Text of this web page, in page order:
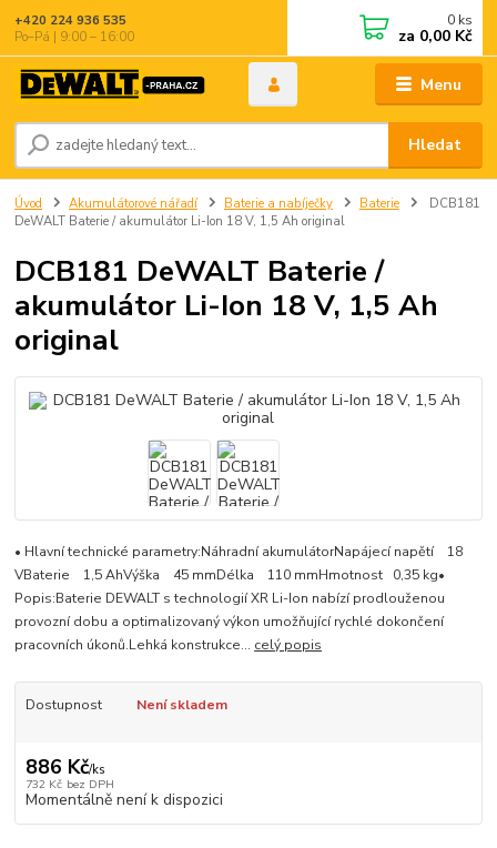
Menu
Hledat
+420 224 936 535
Po–Pá | 9:00 – 16:00
0 ks
za 0,00 Kč
Úvod Akumulátorové nářadí Baterie a nabíječky Baterie
DCB181
DeWALT Baterie / akumulátor Li-Ion 18 V, 1,5 Ah original
DCB181 DeWALT Baterie /
akumulátor Li-Ion 18 V, 1,5 Ah
original
• Hlavní technické parametry:Náhradní akumulátorNapájecí napětí 18
VBaterie 1,5 AhVýška 45 mmDélka 110 mmHmotnost 0,35 kg•
Popis:Baterie DEWALT s technologií XR Li-Ion nabízí prodlouženou
provozní dobu a optimalizovaný výkon umožňující rychlé dokončení
pracovních úkonů.Lehká konstrukce... celý popis
Dostupnost Není skladem
886 Kč/ks
732 Kč bez DPH
Momentálně není k dispozici